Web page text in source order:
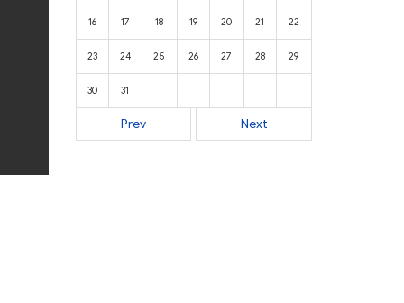
Prev Next
16 17 18 19 20 21 22
23 24 25 26 27 28 29
30 31